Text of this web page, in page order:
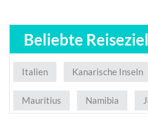
Beliebte
Italien Kanarische Inseln
Mauritius Namibia